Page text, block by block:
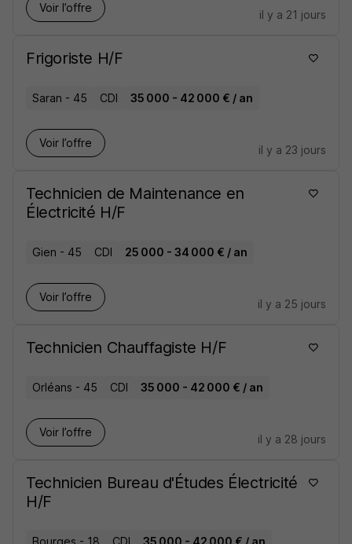
Voir l’offre
il y a 21 jours
Frigoriste H/F
Saran - 45 CDI 35 000 - 42 000 € / an
Voir l’offre
il y a 23 jours
Technicien de Maintenance en
Électricité H/F
Gien - 45 CDI 25 000 - 34 000 € / an
Voir l’offre
il y a 25 jours
Technicien Chauffagiste H/F
Orléans - 45 CDI 35 000 - 42 000 € / an
Voir l’offre
il y a 28 jours
Technicien Bureau d'Études Électricité
H/F
Bourges - 18 CDI 35 000 - 42 000 € / an